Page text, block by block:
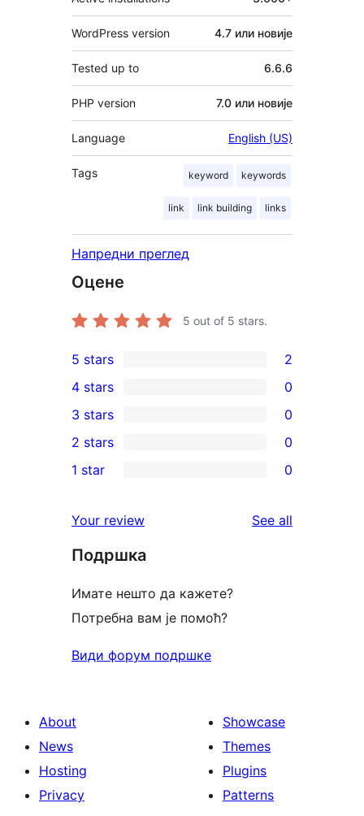
WordPress version 4.7 или новије
Tested up to 6.6.6
PHP version 7.0 или новије
Language English (US)
Tags keyword keywords
link link building links
Напредни преглед
Оцене
5 out of 5 stars.
2
5-
star
reviews
5 stars 2
4-
star
reviews
4 stars 0
0
3-
star
3 stars 0
2-
reviews
2 stars 0
star
reviews
1 star 0
Your review See all
Подршка
Имате нешто да кажете?
Потребна вам је помоћ?
Види форум подршке
About
News
Hosting
Privacy
Showcase
Themes
Plugins
Patterns